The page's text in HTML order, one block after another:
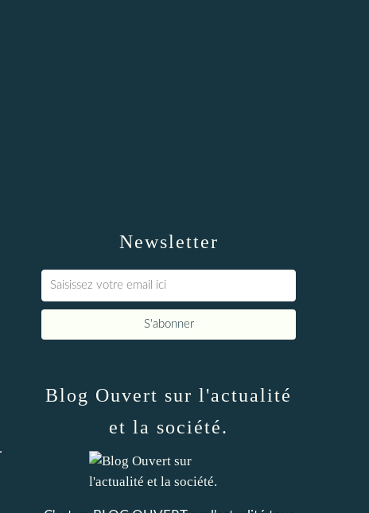
Newsletter
Blog Ouvert sur l'actualité
et la société.